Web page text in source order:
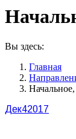
Вы здесь:
Главная
Дек42017